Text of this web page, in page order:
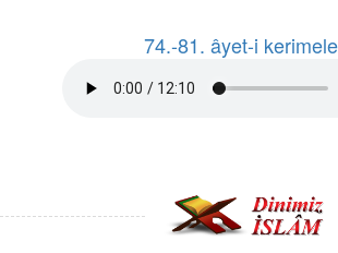
74.-81. âyet-i